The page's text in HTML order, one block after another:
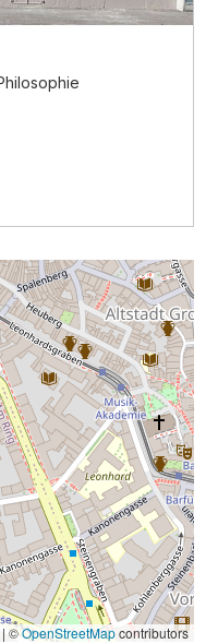
| ©OpenStreetMapcontributors